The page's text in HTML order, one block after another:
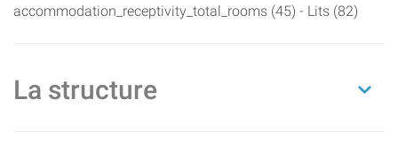
accommodation_receptivity_total_rooms (45) - Lits (82)
La structure